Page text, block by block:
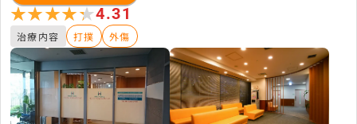
★★★★★
★★★★★4.31
治療内容 打撲 外傷